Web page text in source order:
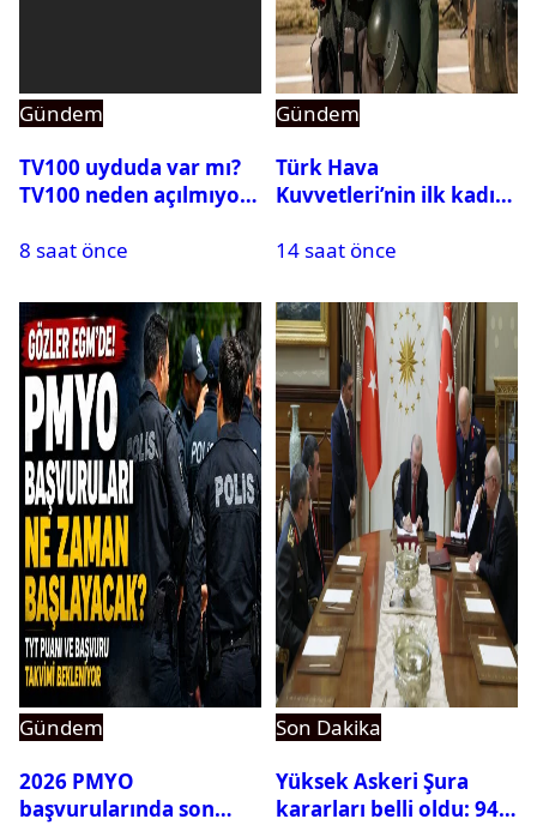
Gündem
TV100 uyduda var mı?
TV100 neden açılmıyor?
8 saat önce
Gündem
Türk Hava
Kuvvetleri’nin ilk kadın
Karapınar hakkında
ortaya çıktı
14 saat önce
Gündem
2026 PMYO
başvurularında son
Son Dakika
Yüksek Askeri Şura
kararları belli oldu: 94